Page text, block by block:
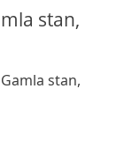
stan,
stan,